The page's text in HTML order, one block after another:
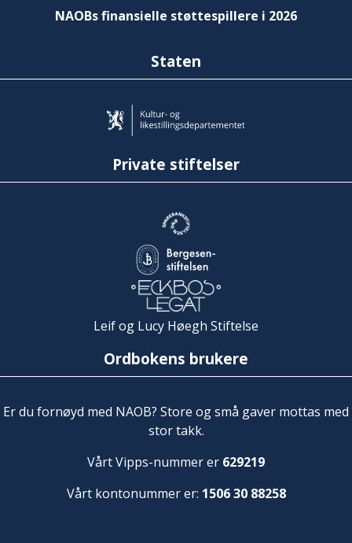
NAOBs finansielle støttespillere i 2026
Staten
Private stiftelser
Leif og Lucy Høegh Stiftelse
Ordbokens brukere
Er du fornøyd med NAOB? Store og små gaver mottas med
stor takk.
Vårt Vipps-nummer er 629219
Vårt kontonummer er: 1506 30 88258